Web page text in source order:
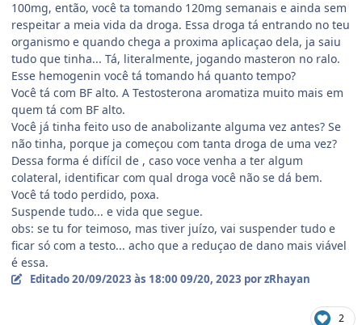
100mg, então, você ta tomando 120mg semanais e ainda sem
respeitar a meia vida da droga. Essa droga tá entrando no teu
organismo e quando chega a proxima aplicaçao dela, ja saiu
tudo que tinha... Tá, literalmente, jogando masteron no ralo.
Esse hemogenin você tá tomando há quanto tempo?
Você tá com BF alto. A Testosterona aromatiza muito mais em
quem tá com BF alto.
Você já tinha feito uso de anabolizante alguma vez antes? Se
não tinha, porque ja começou com tanta droga de uma vez?
Dessa forma é difícil de , caso voce venha a ter algum
colateral, identificar com qual droga você não se dá bem.
Você tá todo perdido, poxa.
Suspende tudo... e vida que segue.
obs: se tu for teimoso, mas tiver juízo, vai suspender tudo e
ficar só com a testo... acho que a reduçao de dano mais viável
é essa.
Editado20/09/2023 às 18:00 09/20, 2023 por zRhayan
2